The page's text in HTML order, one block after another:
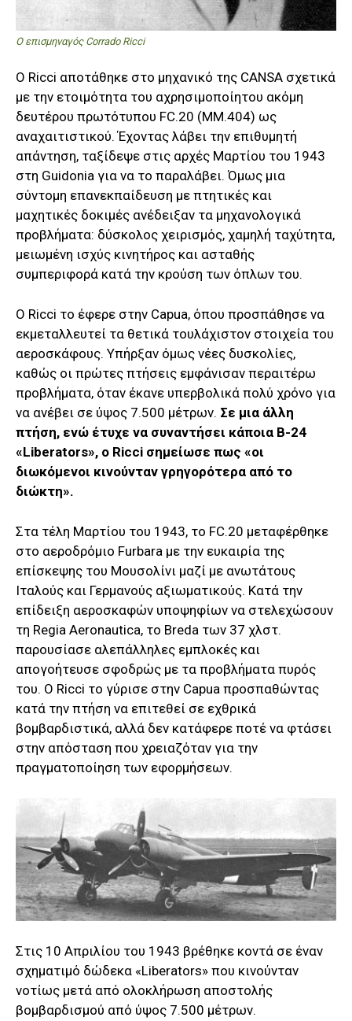
O επισμηναγός Corrado Ricci
Ο Ricci αποτάθηκε στο μηχανικό της CANSA σχετικά
με την ετοιμότητα του αχρησιμοποίητου ακόμη
δευτέρου πρωτότυπου FC.20 (MM.404) ως
αναχαιτιστικού. Έχοντας λάβει την επιθυμητή
απάντηση, ταξίδεψε στις αρχές Μαρτίου του 1943
στη Guidonia για να το παραλάβει. Όμως μια
σύντομη επανεκπαίδευση με πτητικές και
μαχητικές δοκιμές ανέδειξαν τα μηχανολογικά
προβλήματα: δύσκολος χειρισμός, χαμηλή ταχύτητα,
μειωμένη ισχύς κινητήρος και ασταθής
συμπεριφορά κατά την κρούση των όπλων του.
Ο Ricci το έφερε στην Capua, όπου προσπάθησε να
εκμεταλλευτεί τα θετικά τουλάχιστον στοιχεία του
αεροσκάφους. Υπήρξαν όμως νέες δυσκολίες,
καθώς οι πρώτες πτήσεις εμφάνισαν περαιτέρω
προβλήματα, όταν έκανε υπερβολικά πολύ χρόνο για
να ανέβει σε ύψος 7.500 μέτρων. Σε μια άλλη
πτήση, ενώ έτυχε να συναντήσει κάποια B-24
«Liberators», ο Ricci σημείωσε πως «οι
διωκόμενοι κινούνταν γρηγορότερα από το
διώκτη».
Στα τέλη Μαρτίου του 1943, το FC.20 μεταφέρθηκε
στο αεροδρόμιο Furbara με την ευκαιρία της
επίσκεψης του Μουσολίνι μαζί με ανωτάτους
Ιταλούς και Γερμανούς αξιωματικούς. Κατά την
επίδειξη αεροσκαφών υποψηφίων να στελεχώσουν
τη Regia Aeronautica, το Breda των 37 χλστ.
παρουσίασε αλεπάλληλες εμπλοκές και
απογοήτευσε σφοδρώς με τα προβλήματα πυρός
του. Ο Ricci το γύρισε στην Capua προσπαθώντας
κατά την πτήση να επιτεθεί σε εχθρικά
βομβαρδιστικά, αλλά δεν κατάφερε ποτέ να φτάσει
στην απόσταση που χρειαζόταν για την
πραγματοποίηση των εφορμήσεων.
Στις 10 Απριλίου του 1943 βρέθηκε κοντά σε έναν
σχηματιμό δώδεκα «Liberators» που κινούνταν
νοτίως μετά από ολοκλήρωση αποστολής
βομβαρδισμού από ύψος 7.500 μέτρων.